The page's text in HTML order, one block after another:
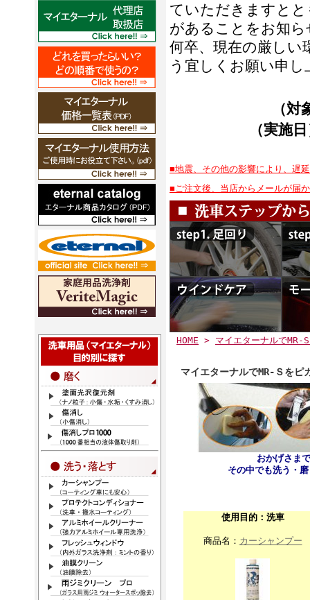
ていただきますと
があることをお知
何卒、現在の厳しい
う宜しくお願い申し
（
（実施
■地震、その他の影響により、遅
■ご注文後、当店からメールが届
HOME > マイエターナルでMR-
マイエターナルでMR-Ｓをピ
おかげさま
その中でも洗う・
使用目的：洗車
商品名： カーシャンプー